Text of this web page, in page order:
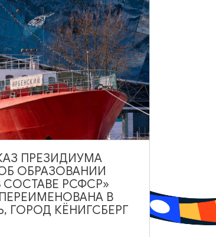
органной музыки: от Баха до
19:00
Калининградская областная филармония
Светланова
ПРЕЗИДИУМА
ОБРАЗОВАНИИ
РСФСР»
В
ГОРОД КЁНИГСБЕРГ